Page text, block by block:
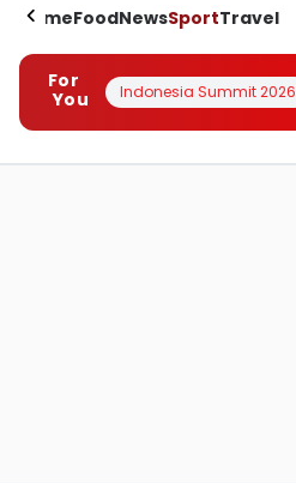
HomeFoodNewsSportTravel
For
You
Indonesia Summit 2026